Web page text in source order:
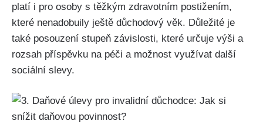
platí i pro osoby s těžkým zdravotním postižením,
které nenadobuily ještě důchodový věk. Důležité je
také posouzení stupeň závislosti, které určuje výši a
rozsah příspěvku na péči a možnost využívat další
sociální slevy.